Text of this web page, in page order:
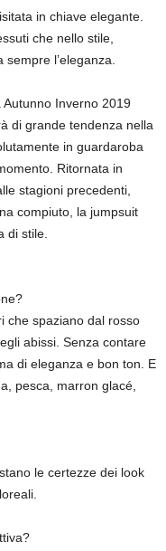
in chiave elegante.
che nello stile,
l’eleganza.
Inverno 2019
di grande tendenza nella
in guardaroba
Ritornata in
stagioni precedenti,
compiuto, la jumpsuit
di stile.
che spaziano dal rosso
abissi. Senza contare
di eleganza e bon ton. E
pesca, marron glacé,
le certezze dei look